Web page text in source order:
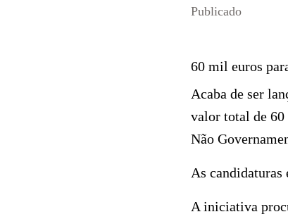
Publicado
60 mil euros
Acaba de ser
valor total de 60
Não
As candidaturas
A iniciativa